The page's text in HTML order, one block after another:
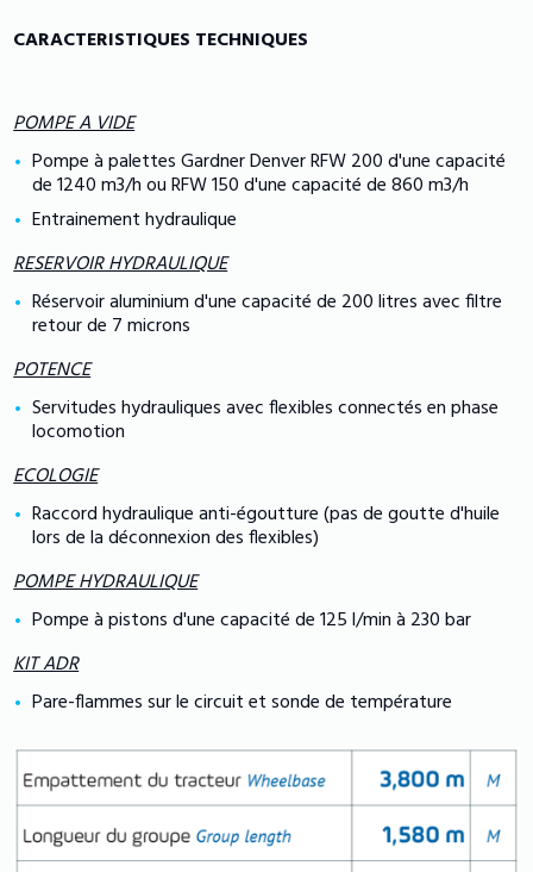
CARACTERISTIQUES TECHNIQUES
POMPE A VIDE
Pompe à palettes Gardner Denver RFW 200 d'une capacité
de 1240 m3/h ou RFW 150 d'une capacité de 860 m3/h
Entrainement hydraulique
RESERVOIR HYDRAULIQUE
Réservoir aluminium d'une capacité de 200 litres avec filtre
retour de 7 microns
POTENCE
Servitudes hydrauliques avec flexibles connectés en phase
locomotion
ECOLOGIE
Raccord hydraulique anti-égoutture (pas de goutte d'huile
lors de la déconnexion des flexibles)
POMPE HYDRAULIQUE
Pompe à pistons d'une capacité de 125 l/min à 230 bar
KIT ADR
Pare-flammes sur le circuit et sonde de température